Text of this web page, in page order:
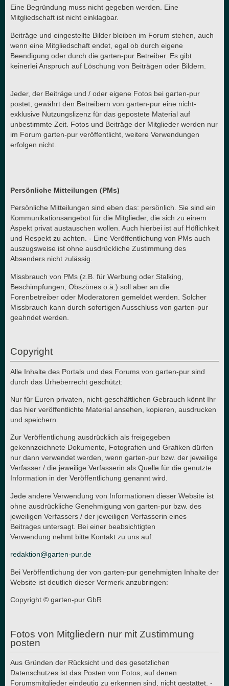
Eine Begründung muss nicht gegeben werden. Eine
Mitgliedschaft ist nicht einklagbar.
Beiträge und eingestellte Bilder bleiben im Forum stehen, auch
wenn eine Mitgliedschaft endet, egal ob durch eigene
Beendigung oder durch die garten-pur Betreiber. Es gibt
keinerlei Anspruch auf Löschung von Beiträgen oder Bildern.
Jeder, der Beiträge und / oder eigene Fotos bei garten-pur
postet, gewährt den Betreibern von garten-pur eine nicht-
exklusive Nutzungslizenz für das gepostete Material auf
unbestimmte Zeit. Fotos und Beiträge der Mitglieder werden nur
im Forum garten-pur veröffentlicht, weitere Verwendungen
erfolgen nicht.
Persönliche Mitteilungen (PMs)
Persönliche Mitteilungen sind eben das: persönlich. Sie sind ein
Kommunikationsangebot für die Mitglieder, die sich zu einem
Aspekt privat austauschen wollen. Auch hierbei ist auf Höflichkeit
und Respekt zu achten. - Eine Veröffentlichung von PMs auch
auszugsweise ist ohne ausdrückliche Zustimmung des
Absenders nicht zulässig.
Missbrauch von PMs (z.B. für Werbung oder Stalking,
Beschimpfungen, Obszönes o.ä.) soll aber an die
Forenbetreiber oder Moderatoren gemeldet werden. Solcher
Missbrauch kann durch sofortigen Ausschluss von garten-pur
geahndet werden.
Copyright
Alle Inhalte des Portals und des Forums von garten-pur sind
durch das Urheberrecht geschützt:
Nur für Euren privaten, nicht-geschäftlichen Gebrauch könnt Ihr
das hier veröffentlichte Material ansehen, kopieren, ausdrucken
und speichern.
Zur Veröffentlichung ausdrücklich als freigegeben
gekennzeichnete Dokumente, Fotografien und Grafiken dürfen
nur dann verwendet werden, wenn garten-pur bzw. der jeweilige
Verfasser / die jeweilige Verfasserin als Quelle für die genutzte
Information in der Veröffentlichung genannt wird.
Jede andere Verwendung von Informationen dieser Website ist
ohne ausdrückliche Genehmigung von garten-pur bzw. des
jeweiligen Verfassers / der jeweiligen Verfasserin eines
Beitrages untersagt. Bei einer beabsichtigten
Verwendung nehmt bitte Kontakt zu uns auf:
redaktion@garten-pur.de
Bei Veröffentlichung der von garten-pur genehmigten Inhalte der
Website ist deutlich dieser Vermerk anzubringen:
Copyright © garten-pur GbR
Fotos von Mitgliedern nur mit Zustimmung
posten
Aus Gründen der Rücksicht und des gesetzlichen
Datenschutzes ist das Posten von Fotos, auf denen
Forumsmitglieder eindeutig zu erkennen sind, nicht gestattet. -